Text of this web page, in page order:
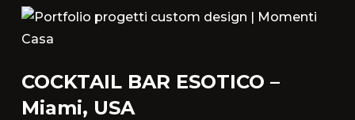
COCKTAIL BAR ESOTICO –
Miami, USA
Via Della Massera, 2
commerciale@momenti-
casa.it